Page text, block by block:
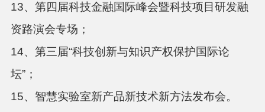
13、第四届科技金融国际峰会暨科技项目研发融
资路演会专场；
14、第三届“科技创新与知识产权保护国际论
坛”；
15、智慧实验室新产品新技术新方法发布会。